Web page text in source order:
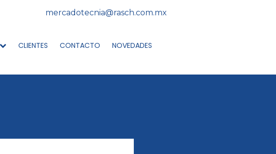
mercadotecnia@rasch.com.mx
CLIENTES CONTACTO NOVEDADES